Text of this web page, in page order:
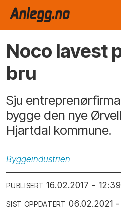
Noco lavest
bru
Sju
bygge den nye
Hjartdal kommune.
Byggeindustrien
PUBLISERT 16.02.2017 - 12:39
SIST OPPDATERT 06.02.2021